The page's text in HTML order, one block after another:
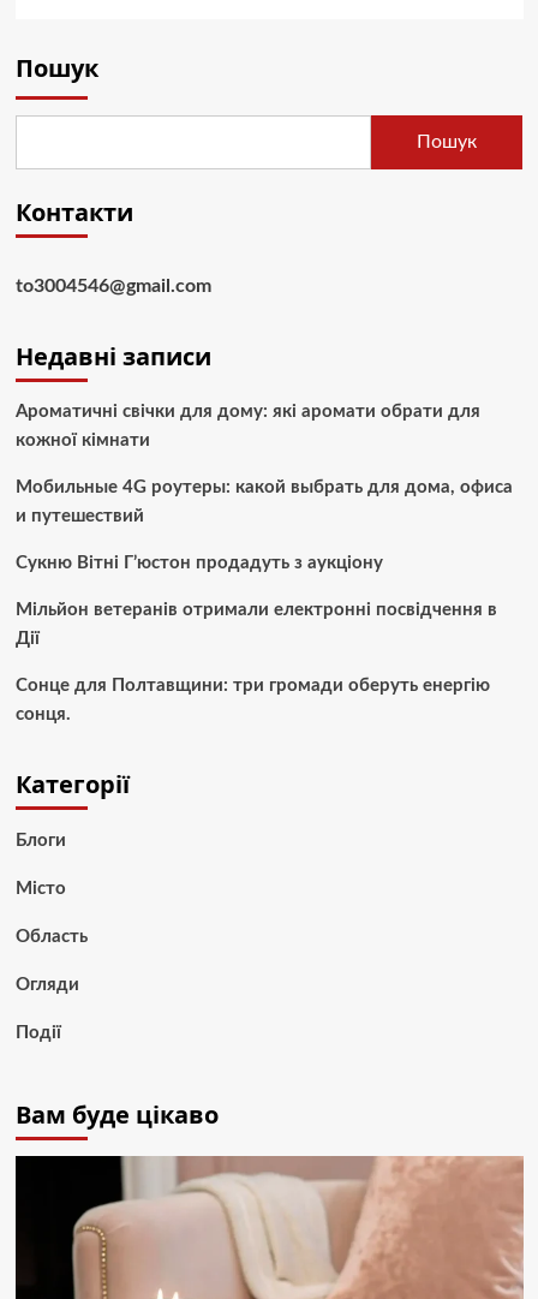
Пошук
Пошук
Контакти
to3004546@gmail.com
Недавні записи
Ароматичні свічки для дому: які аромати обрати для
кожної кімнати
Мобильные 4G роутеры: какой выбрать для дома, офиса
и путешествий
Сукню Вітні Г’юстон продадуть з аукціону
Мільйон ветеранів отримали електронні посвідчення в
Дії
Сонце для Полтавщини: три громади оберуть енергію
сонця.
Категорії
Блоги
Місто
Область
Огляди
Події
Вам буде цікаво